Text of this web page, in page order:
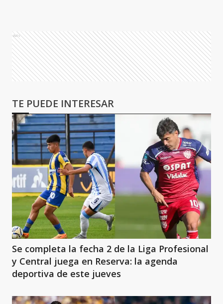
Ads
TE PUEDE INTERESAR
Se completa la fecha 2 de la Liga Profesional
y Central juega en Reserva: la agenda
deportiva de este jueves